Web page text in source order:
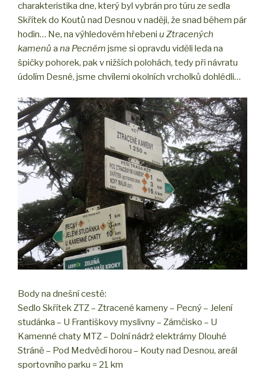
charakteristika dne, který byl vybrán pro túru ze sedla
Skřítek do Koutů nad Desnou v naději, že snad během pár
hodin… Ne, na výhledovém hřebeni u Ztracených
kamenů a na Pecném jsme si opravdu viděli leda na
špičky pohorek, pak v nižších polohách, tedy při návratu
údolím Desné, jsme chvílemi okolních vrcholků dohlédli…
Body na dnešní cestě:
Sedlo Skřítek ZTZ – Ztracené kameny – Pecný – Jelení
studánka – U Františkovy myslivny – Zámčisko – U
Kamenné chaty MTZ – Dolní nádrž elektrárny Dlouhé
Stráně – Pod Medvědí horou – Kouty nad Desnou, areál
sportovního parku = 21 km